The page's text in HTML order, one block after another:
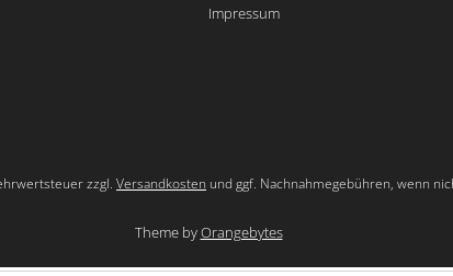
Impressum
zzgl. Versandkosten und ggf. Nachnahmegebühren, wenn
Theme byOrangebytes